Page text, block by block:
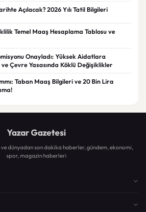
Açılacak? 2026 Yılı Tatil Bilgileri
Temel Maaş Hesaplama Tablosu ve
Onayladı: Yüksek Aidatlara
ve Çevre Yasasında Köklü Değişiklikler
Taban Maaş Bilgileri ve 20 Bin Lira
Yazar Gazetesi
dünyadan son dakika haberler, gündem, ekonomi,
spor, magazin haberleri